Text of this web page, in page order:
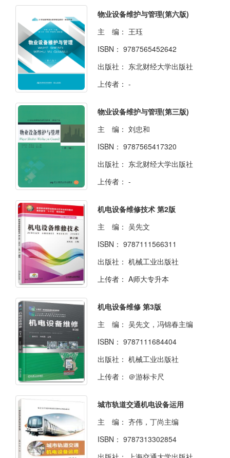
物业设备维护与管理(第六版)
主 编： 王珏
ISBN： 9787565452642
出版社： 东北财经大学出版社
上传者： -
物业设备维护与管理(第三版)
主 编： 刘忠和
ISBN： 9787565417320
出版社： 东北财经大学出版社
上传者： -
机电设备维修技术 第2版
主 编： 吴先文
ISBN： 9787111566311
出版社： 机械工业出版社
上传者： A师大专升本
机电设备维修 第3版
主 编： 吴先文，冯锦春主编
ISBN： 9787111684404
出版社： 机械工业出版社
上传者： ＠游标卡尺
城市轨道交通机电设备运用
主 编： 齐伟，丁尚主编
ISBN： 9787313302854